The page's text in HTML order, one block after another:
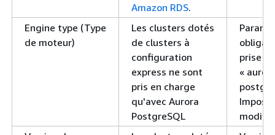
Amazon RDS.
Engine type (Type
de moteur)
Les clusters dotés
de clusters à
configuration
express ne sont
pris en charge
qu'avec Aurora
PostgreSQL
prise
«